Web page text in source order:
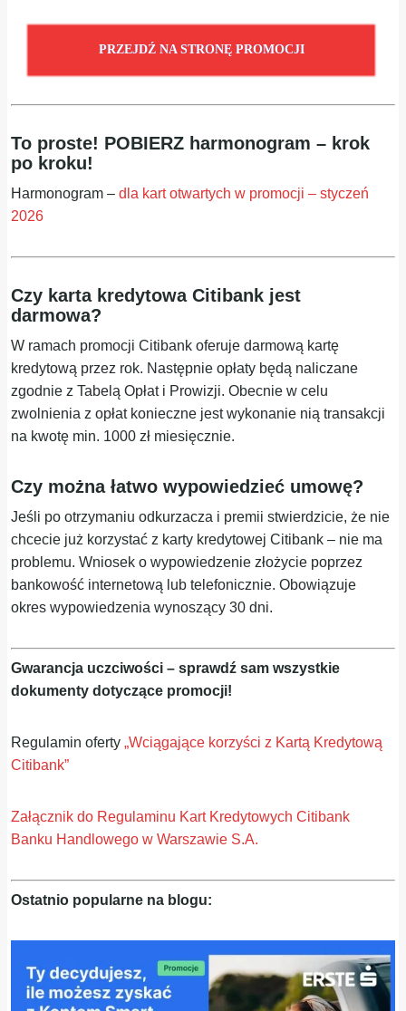
PRZEJDŹ NA STRONĘ PROMOCJI
To proste! POBIERZ harmonogram – krok
po kroku!
Harmonogram –dla kart otwartych w promocji – styczeń
2026
Czy karta kredytowa Citibank jest
darmowa?
W ramach promocji Citibank oferuje darmową kartę
kredytową przez rok. Następnie opłaty będą naliczane
zgodnie z Tabelą Opłat i Prowizji. Obecnie w celu
zwolnienia z opłat konieczne jest wykonanie nią transakcji
na kwotę min. 1000 zł miesięcznie.
Czy można łatwo wypowiedzieć umowę?
Jeśli po otrzymaniu odkurzacza i premii stwierdzicie, że nie
chcecie już korzystać z karty kredytowej Citibank – nie ma
problemu. Wniosek o wypowiedzenie złożycie poprzez
bankowość internetową lub telefonicznie. Obowiązuje
okres wypowiedzenia wynoszący 30 dni.
Gwarancja uczciwości – sprawdź sam wszystkie
dokumenty dotyczące promocji!
Regulamin oferty„Wciągające korzyści z Kartą Kredytową
Citibank”
Załącznik do Regulaminu Kart Kredytowych Citibank
Banku Handlowego w Warszawie S.A.
Ostatnio popularne na blogu: